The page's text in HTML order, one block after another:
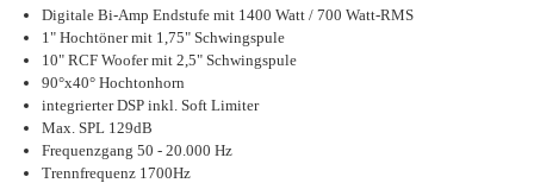
Digitale Bi-Amp Endstufe mit 1400 Watt / 700 Watt-RMS
1" Hochtöner mit 1,75" Schwingspule
10" RCF Woofer mit 2,5" Schwingspule
90°x40° Hochtonhorn
integrierter DSP inkl. Soft Limiter
Max. SPL 129dB
Frequenzgang 50 - 20.000 Hz
Trennfrequenz 1700Hz